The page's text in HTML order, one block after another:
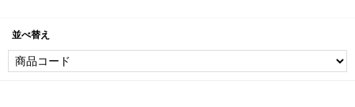
並べ替え